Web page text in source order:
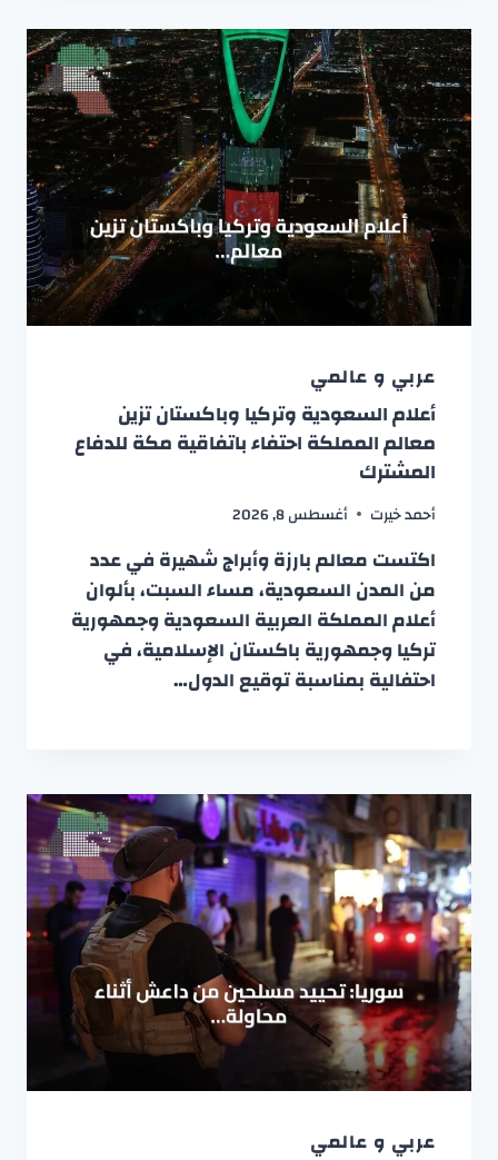
عربي و عالمي
أعلام السعودية وتركيا وباكستان تزين
معالم المملكة احتفاء باتفاقية مكة للدفاع
المشترك
أحمد خيرت أغسطس 8, 2026
اكتست معالم بارزة وأبراج شهيرة في عدد
من المدن السعودية، مساء السبت، بألوان
أعلام المملكة العربية السعودية وجمهورية
تركيا وجمهورية باكستان الإسلامية، في
احتفالية بمناسبة توقيع الدول…
عربي و عالمي